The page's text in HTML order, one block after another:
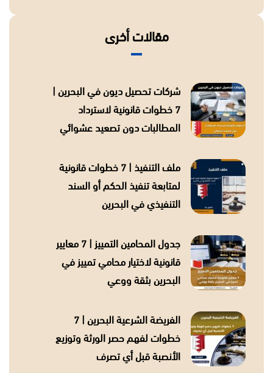
مقالات أخرى
شركات تحصيل ديون في البحرين |
7 خطوات قانونية لاسترداد
المطالبات دون تصعيد عشوائي
ملف التنفيذ | 7 خطوات قانونية
لمتابعة تنفيذ الحكم أو السند
التنفيذي في البحرين
جدول المحامين التمييز | 7 معايير
قانونية لاختيار محامي تمييز في
البحرين بثقة ووعي
الفريضة الشرعية البحرين | 7
خطوات لفهم حصر الورثة وتوزيع
الأنصبة قبل أي تصرف